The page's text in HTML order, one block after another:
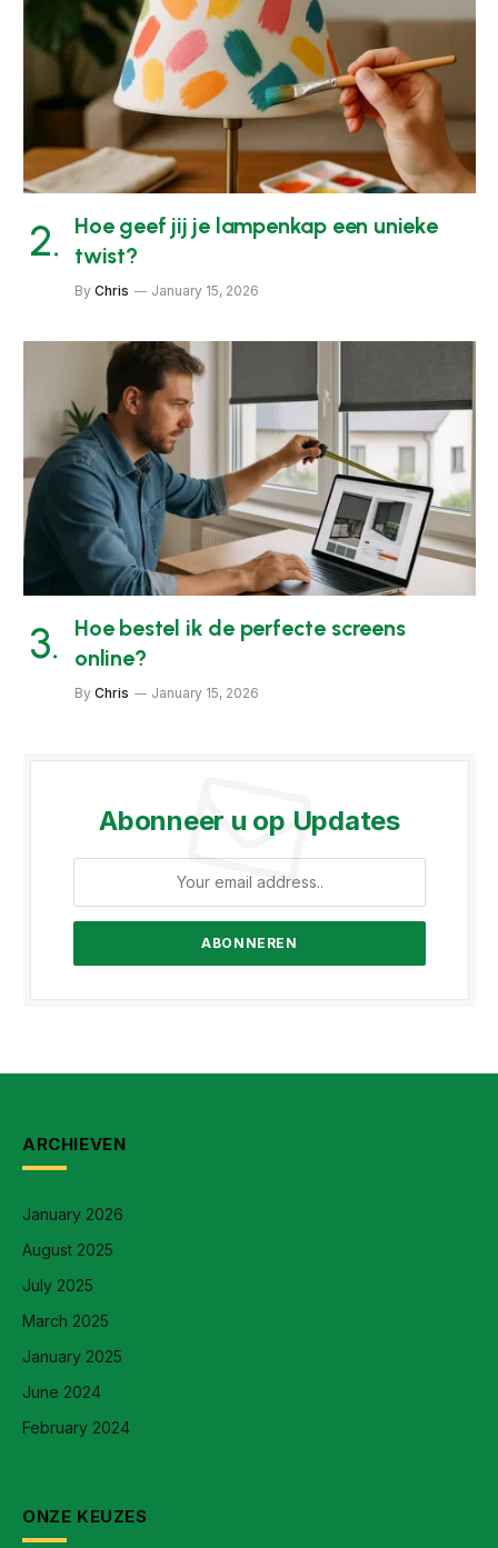
Hoe geef jij je lampenkap een unieke
twist?
By Chris January 15, 2026
Hoe bestel ik de perfecte screens
online?
By Chris January 15, 2026
Abonneer u op Updates
ARCHIEVEN
January 2026
August 2025
July 2025
March 2025
January 2025
June 2024
February 2024
ONZE KEUZES